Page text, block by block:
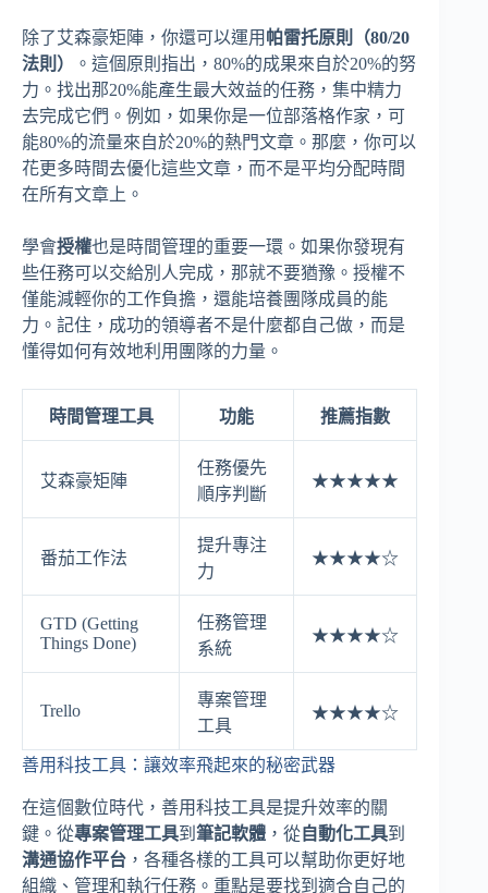
除了艾森豪矩陣，你還可以運用 帕雷托原則（80/20
法則）
。這個原則指出，80%的成果來自於20%的努
力。找出那20%能產生最大效益的任務，集中精力
去完成它們。例如，如果你是一位部落格作家，可
能80%的流量來自於20%的熱門文章。那麼，你可以
花更多時間去優化這些文章，而不是平均分配時間
在所有文章上。
學會授權也是時間管理的重要一環。如果你發現有
些任務可以交給別人完成，那就不要猶豫。授權不
僅能減輕你的工作負擔，還能培養團隊成員的能
力。記住，成功的領導者不是什麼都自己做，而是
懂得如何有效地利用團隊的力量。
時間管理工具 功能 推薦指數
艾森豪矩陣
任務優先
順序判斷
★★★★★
番茄工作法
提升專注
力
★★★★☆
GTD (Getting
Things Done)
任務管理
系統
★★★★☆
Trello
專案管理
工具
★★★★☆
善用科技工具：讓效率飛起來的秘密武器
在這個數位時代，善用科技工具是提升效率的關
鍵。從專案管理工具到 筆記軟體 ，從自動化工具到
溝通協作平台 ，各種各樣的工具可以幫助你更好地
組織、管理和執行任務。重點是要找到適合自己的